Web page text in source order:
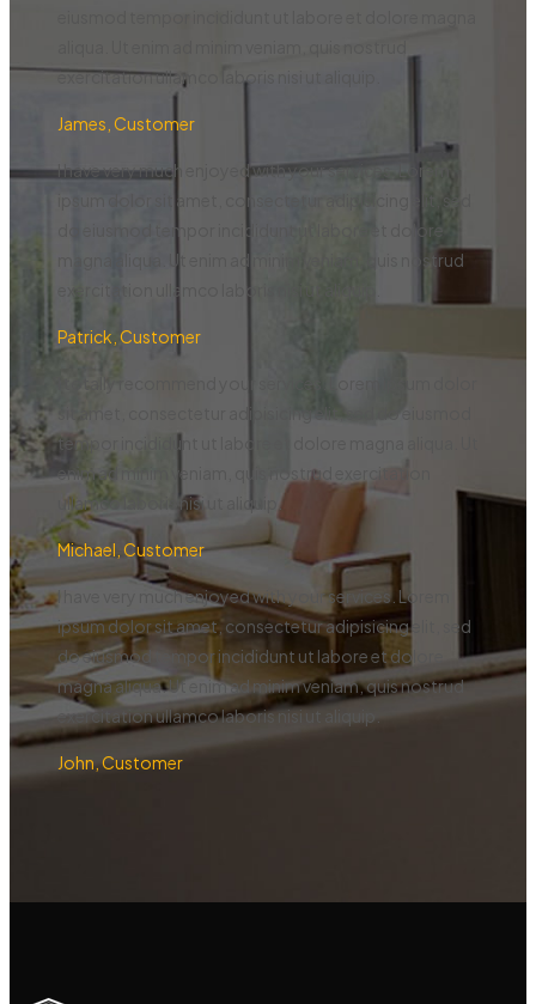
exercitation ullamco laboris nisi ut aliquip.
James, Customer
I have very much enjoyed with your services. Lorem
ipsum dolor sit amet, consectetur adipisicing elit, sed
do eiusmod tempor incididunt ut labore et dolore
magna aliqua. Ut enim ad minim veniam, quis nostrud
exercitation ullamco laboris nisi ut aliquip.
Patrick, Customer
I totally recommend your services. Lorem ipsum dolor
sit amet, consectetur adipisicing elit, sed do eiusmod
tempor incididunt ut labore et dolore magna aliqua. Ut
enim ad minim veniam, quis nostrud exercitation
ullamco laboris nisi ut aliquip.
Michael, Customer
I have very much enjoyed with your services. Lorem
ipsum dolor sit amet, consectetur adipisicing elit, sed
do eiusmod tempor incididunt ut labore et dolore
magna aliqua. Ut enim ad minim veniam, quis nostrud
exercitation ullamco laboris nisi ut aliquip.
John, Customer